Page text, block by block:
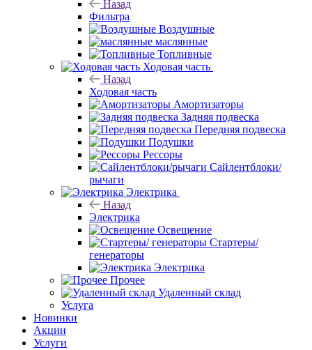
Назад
Фильтра
Воздушные
маслянные
Топливные
Ходовая часть
Назад
Ходовая часть
Амортизаторы
Задняя подвеска
Передняя подвеска
Подушки
Рессоры
Сайлентблоки/
рычаги
Электрика
Назад
Электрика
Освещение
Стартеры/
генераторы
Электрика
Прочее
Удаленный склад
Услуга
Новинки
Акции
Услуги